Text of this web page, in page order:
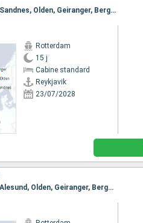
Itinéraire : Reykjavik, Grundarfjordur, Heimaey, Runavik, Kirkwall, Rotterdam, Sandnes, Olden, Geiranger, Bergen, Rotterdam
Rotterdam
15 j
Cabine standard
Reykjavik
23/07/2028
Itinéraire : Reykjavik, Grundarfjordur, Heimaey, Runavik, Kirkwall, Rotterdam, Alesund, Olden, Geiranger, Bergen, Rotterdam